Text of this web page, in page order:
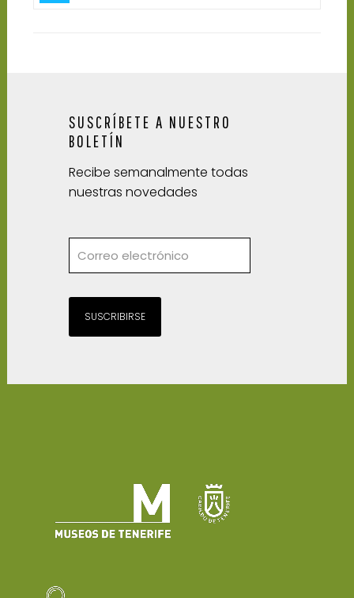
SUSCRÍBETE A NUESTRO
BOLETÍN
Recibe semanalmente todas
nuestras novedades
SUSCRIBIRSE